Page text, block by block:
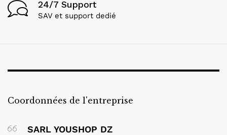
24/7 Support
SAV et support dedié
Coordonnées de l'entreprise
SARL YOUSHOP DZ